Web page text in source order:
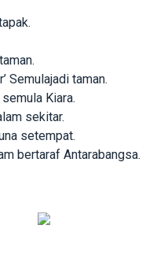
Semulajadi taman.
Kiara.
sekitar.
setempat.
bertaraf Antarabangsa.